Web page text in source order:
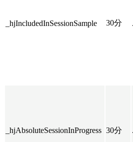
_hjIncludedInSessionSample 30分
_hjAbsoluteSessionInProgress 30分